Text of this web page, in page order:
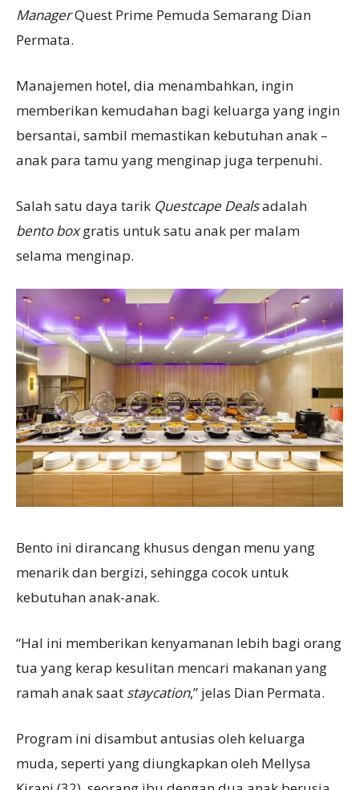
ManagerQuest Prime Pemuda Semarang Dian
Permata.
Manajemen hotel, dia menambahkan, ingin
memberikan kemudahan bagi keluarga yang ingin
bersantai, sambil memastikan kebutuhan anak –
anak para tamu yang menginap juga terpenuhi.
Salah satu daya tarik Questcape Dealsadalah
bento boxgratis untuk satu anak per malam
selama menginap.
Bento ini dirancang khusus dengan menu yang
menarik dan bergizi, sehingga cocok untuk
kebutuhan anak-anak.
“Hal ini memberikan kenyamanan lebih bagi orang
tua yang kerap kesulitan mencari makanan yang
ramah anak saat staycation,” jelas Dian Permata.
Program ini disambut antusias oleh keluarga
muda, seperti yang diungkapkan oleh Mellysa